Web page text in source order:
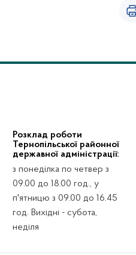
Розклад роботи
Тернопільської районної
державної адміністрації:
з понеділка по четвер з
09.00 до 18.00 год., у
п'ятницю з 09.00 до 16.45
год. Вихідні - субота,
неділя